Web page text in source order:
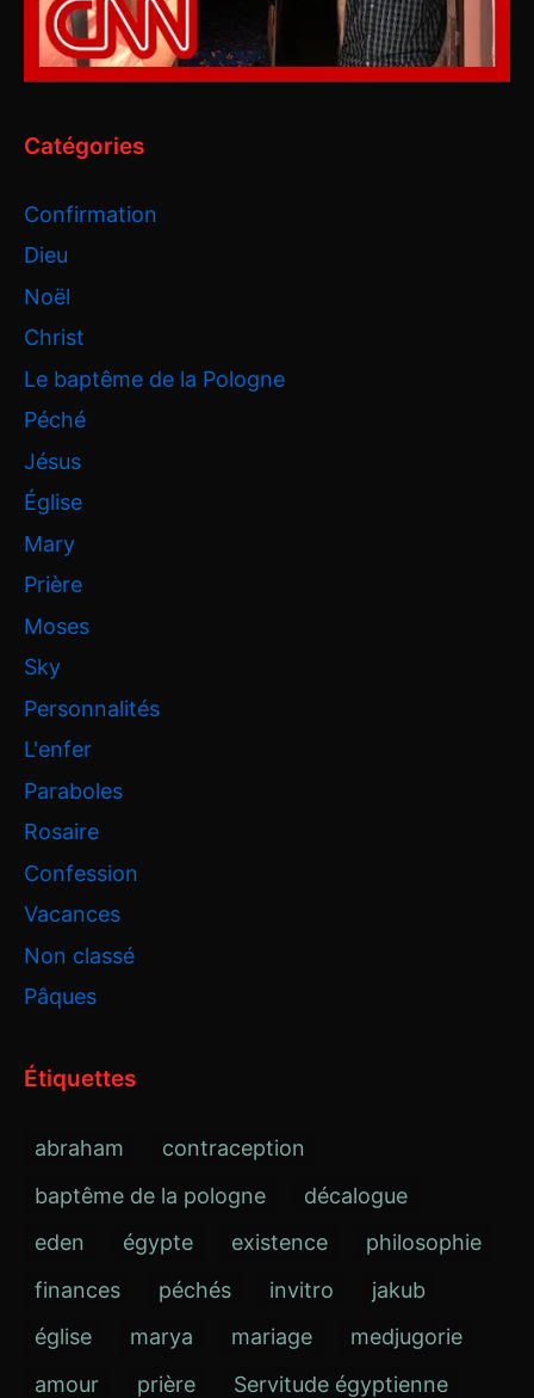
Catégories
Confirmation
Dieu
Noël
Christ
Le baptême de la Pologne
Péché
Jésus
Église
Mary
Prière
Moses
Sky
Personnalités
L'enfer
Paraboles
Rosaire
Confession
Vacances
Non classé
Pâques
Étiquettes
abraham
contraception
baptême de la pologne
décalogue
eden
égypte existence
philosophie
finances
péchés invitro
jakub
église
marya mariage
medjugorie
amour
prière
Servitude égyptienne